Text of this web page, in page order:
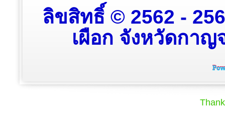
ลิขสิทธิ์ © 2562 -
เผือก จังหวัดกา